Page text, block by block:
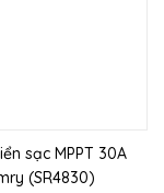
sạc MPPT 30A
(SR4830)